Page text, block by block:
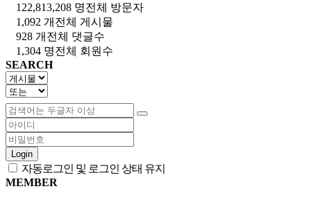
122,813,208 명전체 방문자
1,092 개 전체 게시물
928 개 전체 댓글수
1,304 명전체 회원수
SEARCH
Login
자동로그인 및 로그인 상태 유지
MEMBER